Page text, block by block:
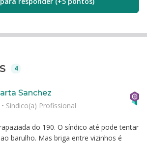
4
do 190. O síndico até pode tentar
barulho. Mas briga entre vizinhos é
Sanchez
• Síndico(a) Profissional